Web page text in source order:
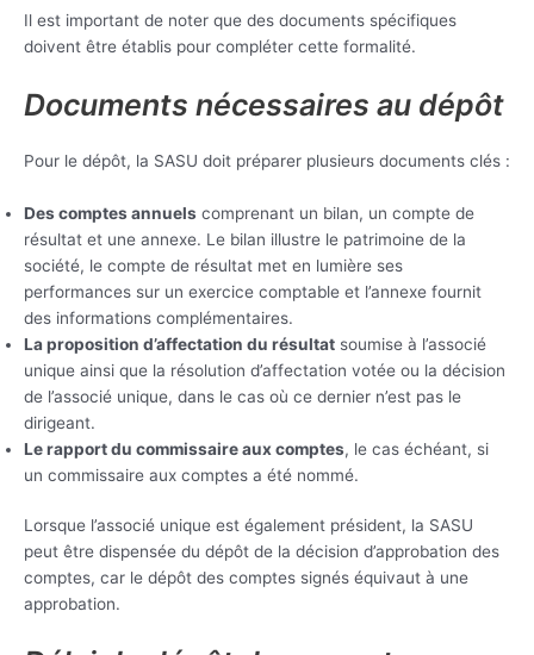
Il est important de noter que des documents spécifiques
doivent être établis pour compléter cette formalité.
Documents nécessaires au dépôt
Pour le dépôt, la SASU doit préparer plusieurs documents clés :
Des comptes annuels comprenant un bilan, un compte de
résultat et une annexe. Le bilan illustre le patrimoine de la
société, le compte de résultat met en lumière ses
performances sur un exercice comptable et l’annexe fournit
des informations complémentaires.
La proposition d’affectation du résultat soumise à l’associé
unique ainsi que la résolution d’affectation votée ou la décision
de l’associé unique, dans le cas où ce dernier n’est pas le
dirigeant.
Le rapport du commissaire aux comptes, le cas échéant, si
un commissaire aux comptes a été nommé.
Lorsque l’associé unique est également président, la SASU
peut être dispensée du dépôt de la décision d’approbation des
comptes, car le dépôt des comptes signés équivaut à une
approbation.